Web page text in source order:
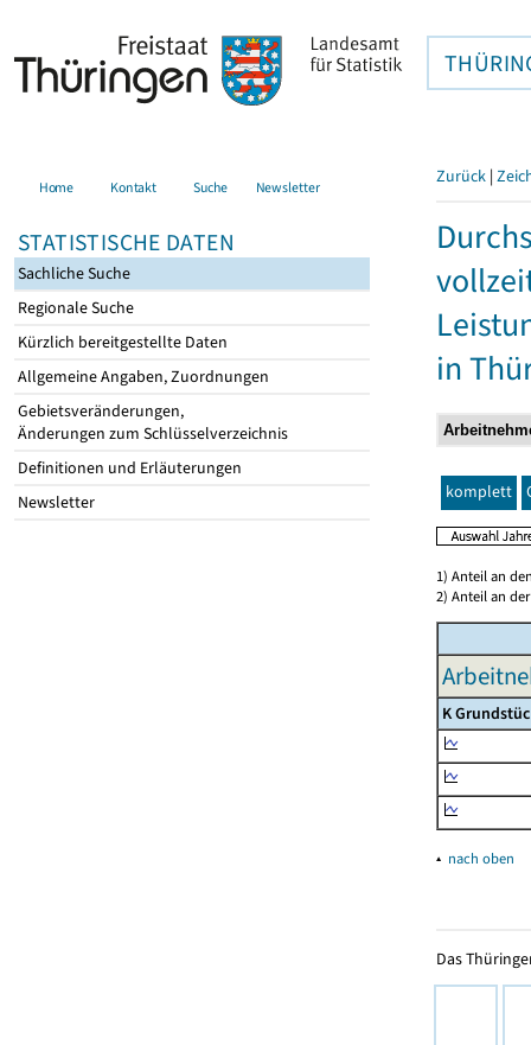
Home Kontakt Suche Newsletter
STATISTISCHE DATEN
Sachliche Suche
Regionale Suche
Kürzlich bereitgestellte Daten
Allgemeine Angaben, Zuordnungen
Gebietsveränderungen,
Änderungen zum Schlüsselverzeichnis
Definitionen und Erläuterungen
Newsletter
Zurück |
in
komplett
1) Anteil an
2) Anteil an
K
▴ nach oben
Das